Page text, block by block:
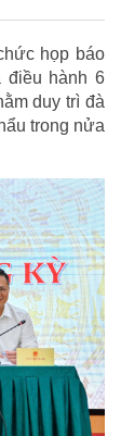
họp báo
điều hành 6
duy trì đà
trong nửa